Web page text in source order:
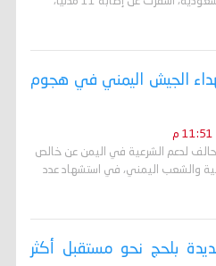
الجيش اليمني في هجوم
لدعم الشرعية في اليمن عن خالص
والشعب اليمني، في استشهاد عدد
بلحج نحو مستقبل أكثر